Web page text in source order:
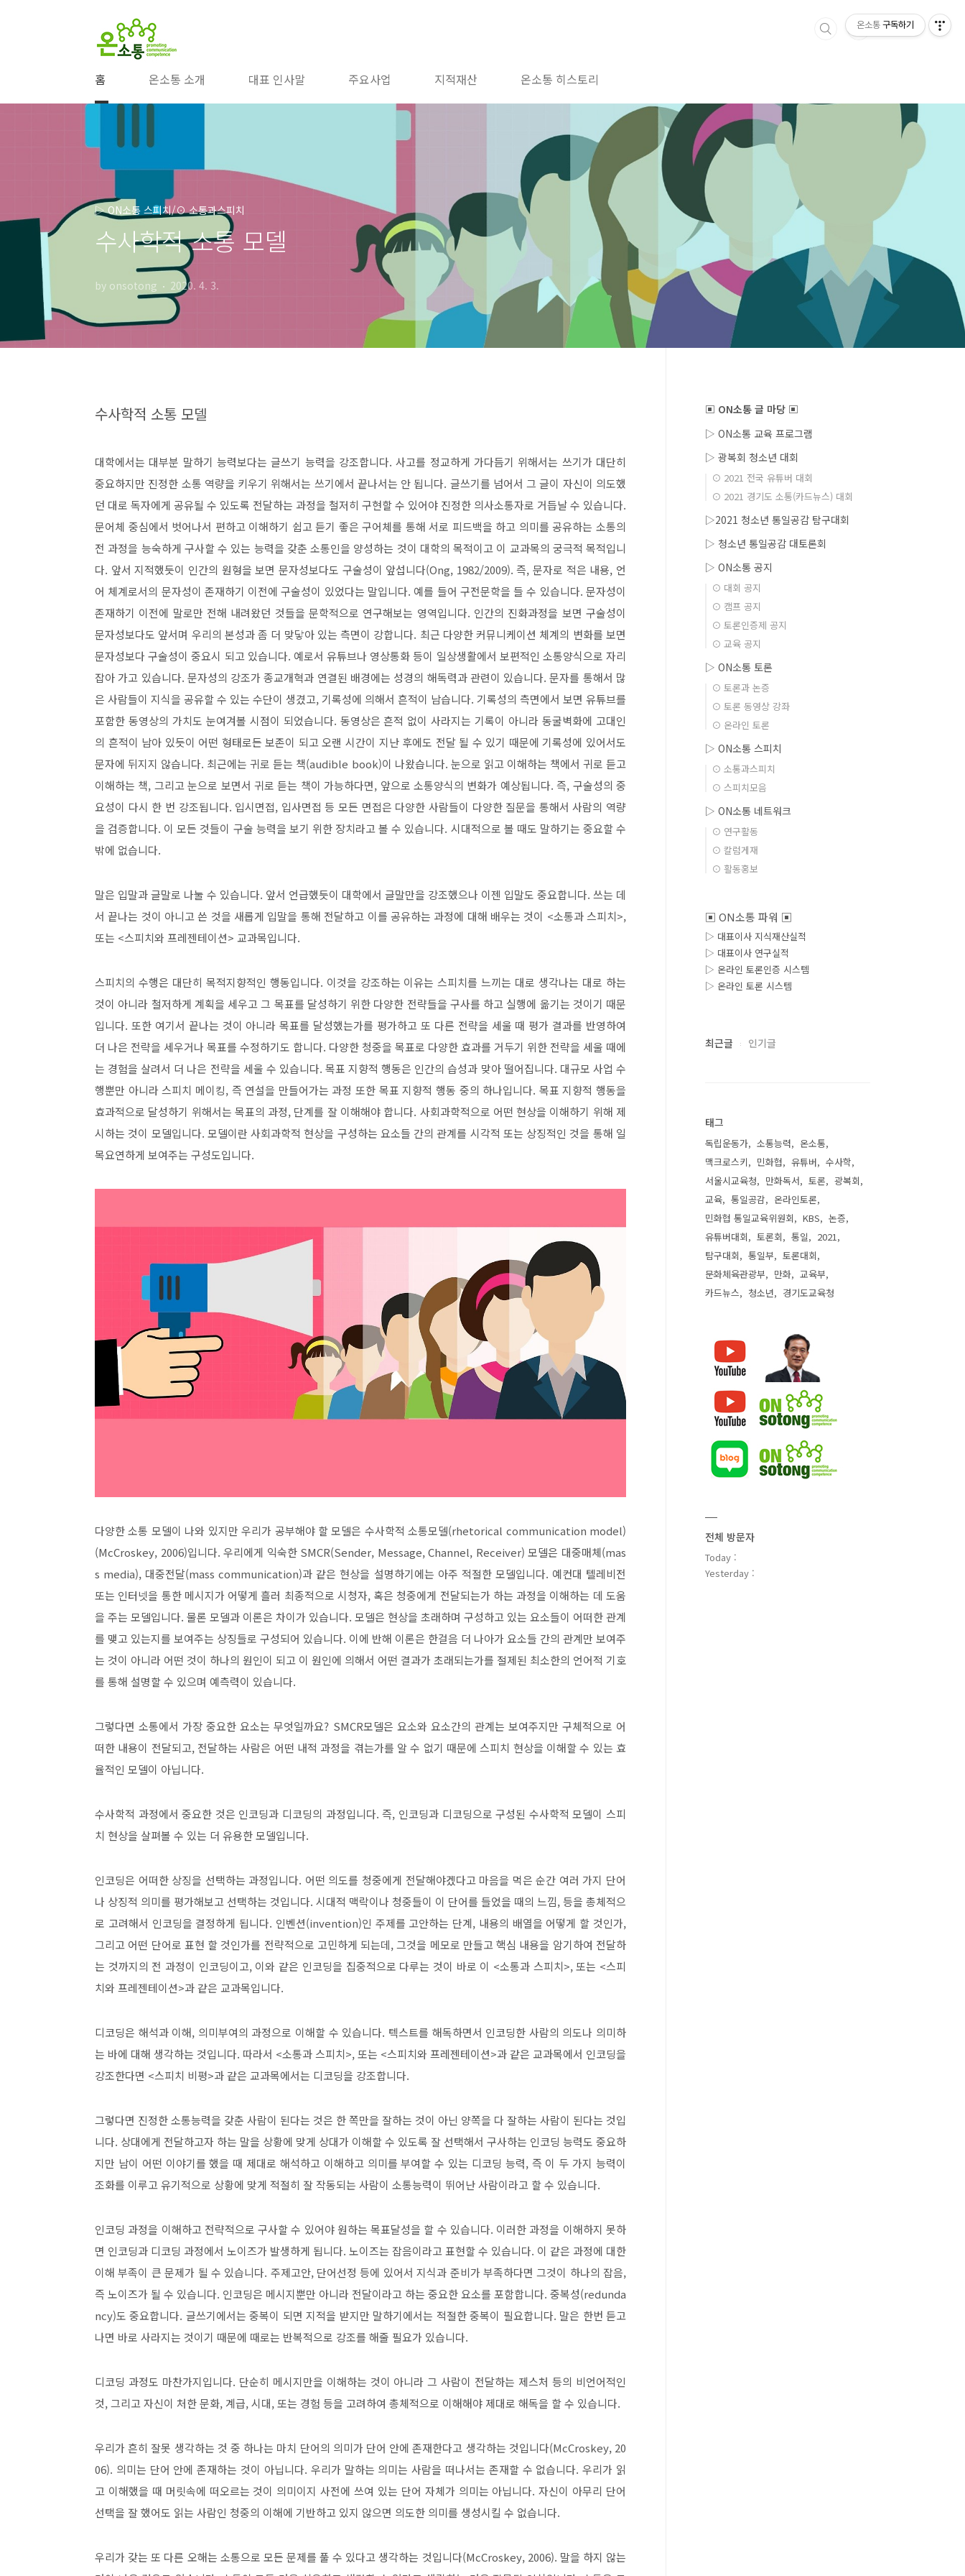
홈 온소통 소개 대표 인사말 주요사업 지적재산 온소통 히스토리
▷ ON소통 스피치/⊙ 소통과스피치
수사학적 소통 모델
by onsotong 2020. 4. 3.
수사학적 소통 모델
대학에서는 대부분 말하기 능력보다는 글쓰기 능력을 강조합니다.사고를 정교하게 가다듬기 위해서는 쓰기가 대단히
중요하지만 진정한 소통 역량을 키우기 위해서는 쓰기에서 끝나서는 안 됩니다. 글쓰기를 넘어서 그 글이 자신이 의도했
던 대로 독자에게 공유될 수 있도록 전달하는 과정을 철저히 구현할 수 있어야 진정한 의사소통자로 거듭날 수 있습니다.
문어체 중심에서 벗어나서 편하고 이해하기 쉽고 듣기 좋은 구어체를 통해 서로 피드백을 하고 의미를 공유하는 소통의
전 과정을 능숙하게 구사할 수 있는 능력을 갖춘 소통인을 양성하는 것이 대학의 목적이고 이 교과목의 궁극적 목적입니
다. 앞서 지적했듯이 인간의 원형을 보면 문자성보다도 구술성이 앞섭니다(Ong, 1982/2009).즉,문자로 적은 내용, 언
어 체계로서의 문자성이 존재하기 이전에 구술성이 있었다는 말입니다. 예를 들어 구전문학을 들 수 있습니다.문자성이
존재하기 이전에 말로만 전해 내려왔던 것들을 문학적으로 연구해보는 영역입니다. 인간의 진화과정을 보면 구술성이
문자성보다도 앞서며 우리의 본성과 좀 더 맞닿아 있는 측면이 강합니다. 최근 다양한 커뮤니케이션 체계의 변화를 보면
문자성보다 구술성이 중요시 되고 있습니다. 예로서 유튜브나 영상통화 등이 일상생활에서 보편적인 소통양식으로 자리
잡아 가고 있습니다. 문자성의 강조가 종교개혁과 연결된 배경에는 성경의 해독력과 관련이 있습니다.문자를 통해서 많
은 사람들이 지식을 공유할 수 있는 수단이 생겼고,기록성에 의해서 흔적이 남습니다. 기록성의 측면에서 보면 유튜브를
포함한 동영상의 가치도 눈여겨볼 시점이 되었습니다. 동영상은 흔적 없이 사라지는 기록이 아니라 동굴벽화에 고대인
의 흔적이 남아 있듯이 어떤 형태로든 보존이 되고 오랜 시간이 지난 후에도 전달 될 수 있기 때문에 기록성에 있어서도
문자에 뒤지지 않습니다. 최근에는 귀로 듣는 책(audible book)이 나왔습니다. 눈으로 읽고 이해하는 책에서 귀로 듣고
이해하는 책, 그리고 눈으로 보면서 귀로 듣는 책이 가능하다면, 앞으로 소통양식의 변화가 예상됩니다.즉, 구술성의 중
요성이 다시 한 번 강조됩니다. 입시면접, 입사면접 등 모든 면접은 다양한 사람들이 다양한 질문을 통해서 사람의 역량
을 검증합니다. 이 모든 것들이 구술 능력을 보기 위한 장치라고 볼 수 있습니다. 시대적으로 볼 때도 말하기는 중요할 수
밖에 없습니다.
말은 입말과 글말로 나눌 수 있습니다. 앞서 언급했듯이 대학에서 글말만을 강조했으나 이젠 입말도 중요합니다. 쓰는 데
서 끝나는 것이 아니고 쓴 것을 새롭게 입말을 통해 전달하고 이를 공유하는 과정에 대해 배우는 것이 <소통과 스피치>,
또는 <스피치와 프레젠테이션> 교과목입니다.
스피치의 수행은 대단히 목적지향적인 행동입니다. 이것을 강조하는 이유는 스피치를 느끼는 대로 생각나는 대로 하는
것이 아니라 철저하게 계획을 세우고 그 목표를 달성하기 위한 다양한 전략들을 구사를 하고 실행에 옮기는 것이기 때문
입니다. 또한 여기서 끝나는 것이 아니라 목표를 달성했는가를 평가하고 또 다른 전략을 세울 때 평가 결과를 반영하여
더 나은 전략을 세우거나 목표를 수정하기도 합니다. 다양한 청중을 목표로 다양한 효과를 거두기 위한 전략을 세울 때에
는 경험을 살려서 더 나은 전략을 세울 수 있습니다.목표 지향적 행동은 인간의 습성과 맞아 떨어집니다. 대규모 사업 수
행뿐만 아니라 스피치 메이킹, 즉 연설을 만들어가는 과정 또한 목표 지향적 행동 중의 하나입니다. 목표 지향적 행동을
효과적으로 달성하기 위해서는 목표의 과정, 단계를 잘 이해해야 합니다. 사회과학적으로 어떤 현상을 이해하기 위해 제
시하는 것이 모델입니다. 모델이란 사회과학적 현상을 구성하는 요소들 간의 관계를 시각적 또는 상징적인 것을 통해 일
목요연하게 보여주는 구성도입니다.
다양한 소통 모델이 나와 있지만 우리가 공부해야 할 모델은 수사학적 소통모델(rhetorical communication model)
(McCroskey, 2006)입니다. 우리에게 익숙한 SMCR(Sender, Message, Channel, Receiver) 모델은 대중매체(mas
s media), 대중전달(mass communication)과 같은 현상을 설명하기에는 아주 적절한 모델입니다. 예컨대 텔레비전
또는 인터넷을 통한 메시지가 어떻게 흘러 최종적으로 시청자, 혹은 청중에게 전달되는가 하는 과정을 이해하는 데 도움
을 주는 모델입니다. 물론 모델과 이론은 차이가 있습니다. 모델은 현상을 초래하며 구성하고 있는 요소들이 어떠한 관계
를 맺고 있는지를 보여주는 상징들로 구성되어 있습니다. 이에 반해 이론은 한걸음 더 나아가 요소들 간의 관계만 보여주
는 것이 아니라 어떤 것이 하나의 원인이 되고 이 원인에 의해서 어떤 결과가 초래되는가를 절제된 최소한의 언어적 기호
를 통해 설명할 수 있으며 예측력이 있습니다.
그렇다면 소통에서 가장 중요한 요소는 무엇일까요? SMCR모델은 요소와 요소간의 관계는 보여주지만 구체적으로 어
떠한 내용이 전달되고, 전달하는 사람은 어떤 내적 과정을 겪는가를 알 수 없기 때문에 스피치 현상을 이해할 수 있는 효
율적인 모델이 아닙니다.
수사학적 과정에서 중요한 것은 인코딩과 디코딩의 과정입니다.즉, 인코딩과 디코딩으로 구성된 수사학적 모델이 스피
치 현상을 살펴볼 수 있는 더 유용한 모델입니다.
인코딩은 어떠한 상징을 선택하는 과정입니다. 어떤 의도를 청중에게 전달해야겠다고 마음을 먹은 순간 여러 가지 단어
나 상징적 의미를 평가해보고 선택하는 것입니다. 시대적 맥락이나 청중들이 이 단어를 들었을 때의 느낌,등을 총체적으
로 고려해서 인코딩을 결정하게 됩니다. 인벤션(invention)인 주제를 고안하는 단계, 내용의 배열을 어떻게 할 것인가,
그리고 어떤 단어로 표현 할 것인가를 전략적으로 고민하게 되는데,그것을 메모로 만들고 핵심 내용을 암기하여 전달하
는 것까지의 전 과정이 인코딩이고, 이와 같은 인코딩을 집중적으로 다루는 것이 바로 이 <소통과 스피치>,또는 <스피
치와 프레젠테이션>과 같은 교과목입니다.
디코딩은 해석과 이해, 의미부여의 과정으로 이해할 수 있습니다. 텍스트를 해독하면서 인코딩한 사람의 의도나 의미하
는 바에 대해 생각하는 것입니다. 따라서 <소통과 스피치>,또는 <스피치와 프레젠테이션>과 같은 교과목에서 인코딩을
강조한다면 <스피치 비평>과 같은 교과목에서는 디코딩을 강조합니다.
그렇다면 진정한 소통능력을 갖춘 사람이 된다는 것은 한 쪽만을 잘하는 것이 아닌 양쪽을 다 잘하는 사람이 된다는 것입
니다. 상대에게 전달하고자 하는 말을 상황에 맞게 상대가 이해할 수 있도록 잘 선택해서 구사하는 인코딩 능력도 중요하
지만 남이 어떤 이야기를 했을 때 제대로 해석하고 이해하고 의미를 부여할 수 있는 디코딩 능력, 즉 이 두 가지 능력이
조화를 이루고 유기적으로 상황에 맞게 적절히 잘 작동되는 사람이 소통능력이 뛰어난 사람이라고 할 수 있습니다.
인코딩 과정을 이해하고 전략적으로 구사할 수 있어야 원하는 목표달성을 할 수 있습니다. 이러한 과정을 이해하지 못하
면 인코딩과 디코딩 과정에서 노이즈가 발생하게 됩니다. 노이즈는 잡음이라고 표현할 수 있습니다. 이 같은 과정에 대한
이해 부족이 큰 문제가 될 수 있습니다. 주제고안, 단어선정 등에 있어서 지식과 준비가 부족하다면 그것이 하나의 잡음,
즉 노이즈가 될 수 있습니다. 인코딩은 메시지뿐만 아니라 전달이라고 하는 중요한 요소를 포함합니다. 중복성(redunda
ncy)도 중요합니다. 글쓰기에서는 중복이 되면 지적을 받지만 말하기에서는 적절한 중복이 필요합니다. 말은 한번 듣고
나면 바로 사라지는 것이기 때문에 때로는 반복적으로 강조를 해줄 필요가 있습니다.
디코딩 과정도 마찬가지입니다. 단순히 메시지만을 이해하는 것이 아니라 그 사람이 전달하는 제스처 등의 비언어적인
것,그리고 자신이 처한 문화, 계급,시대,또는 경험 등을 고려하여 총체적으로 이해해야 제대로 해독을 할 수 있습니다.
우리가 흔히 잘못 생각하는 것 중 하나는 마치 단어의 의미가 단어 안에 존재한다고 생각하는 것입니다(McCroskey, 20
06). 의미는 단어 안에 존재하는 것이 아닙니다. 우리가 말하는 의미는 사람을 떠나서는 존재할 수 없습니다.우리가 읽
고 이해했을 때 머릿속에 떠오르는 것이 의미이지 사전에 쓰여 있는 단어 자체가 의미는 아닙니다.자신이 아무리 단어
선택을 잘 했어도 읽는 사람인 청중의 이해에 기반하고 있지 않으면 의도한 의미를 생성시킬 수 없습니다.
우리가 갖는 또 다른 오해는 소통으로 모든 문제를 풀 수 있다고 생각하는 것입니다(McCroskey, 2006). 말을 하지 않는
▣ ON소통 글 마당 ▣
▷ ON소통 교육 프로그램
▷ 광복회 청소년 대회
⊙ 2021 전국 유튜버 대회
⊙ 2021 경기도 소통(카드뉴스) 대회
▷2021 청소년 통일공감 탐구대회
▷ 청소년 통일공감 대토론회
▷ ON소통 공지
⊙ 대회 공지
⊙ 캠프 공지
⊙ 토론인증제 공지
⊙ 교육 공지
▷ ON소통 토론
⊙ 토론과 논증
⊙ 토론 동영상 강좌
⊙ 온라인 토론
▷ ON소통 스피치
⊙ 소통과스피치
⊙ 스피치모음
▷ ON소통 네트워크
⊙ 연구활동
⊙ 칼럼게재
⊙ 활동홍보
▣ ON소통 파워 ▣
▷ 대표이사 지식재산실적
▷ 대표이사 연구실적
▷ 온라인 토론인증 시스템
▷ 온라인 토론 시스템
최근글 인기글
태그
독립운동가 소통능력
온소통
맥크로스키
민화협 유튜버
수사학
서울시교육청
만화독서 토론
광복회
교육
통일공감
온라인토론
민화협 통일교육위원회
KBS
논증
유튜버대회
토론회 통일
2021
탐구대회
통일부
토론대회
문화체육관광부
만화
교육부
카드뉴스
청소년 경기도교육청
전체 방문자
Today :
Yesterday :
온소통 구독하기